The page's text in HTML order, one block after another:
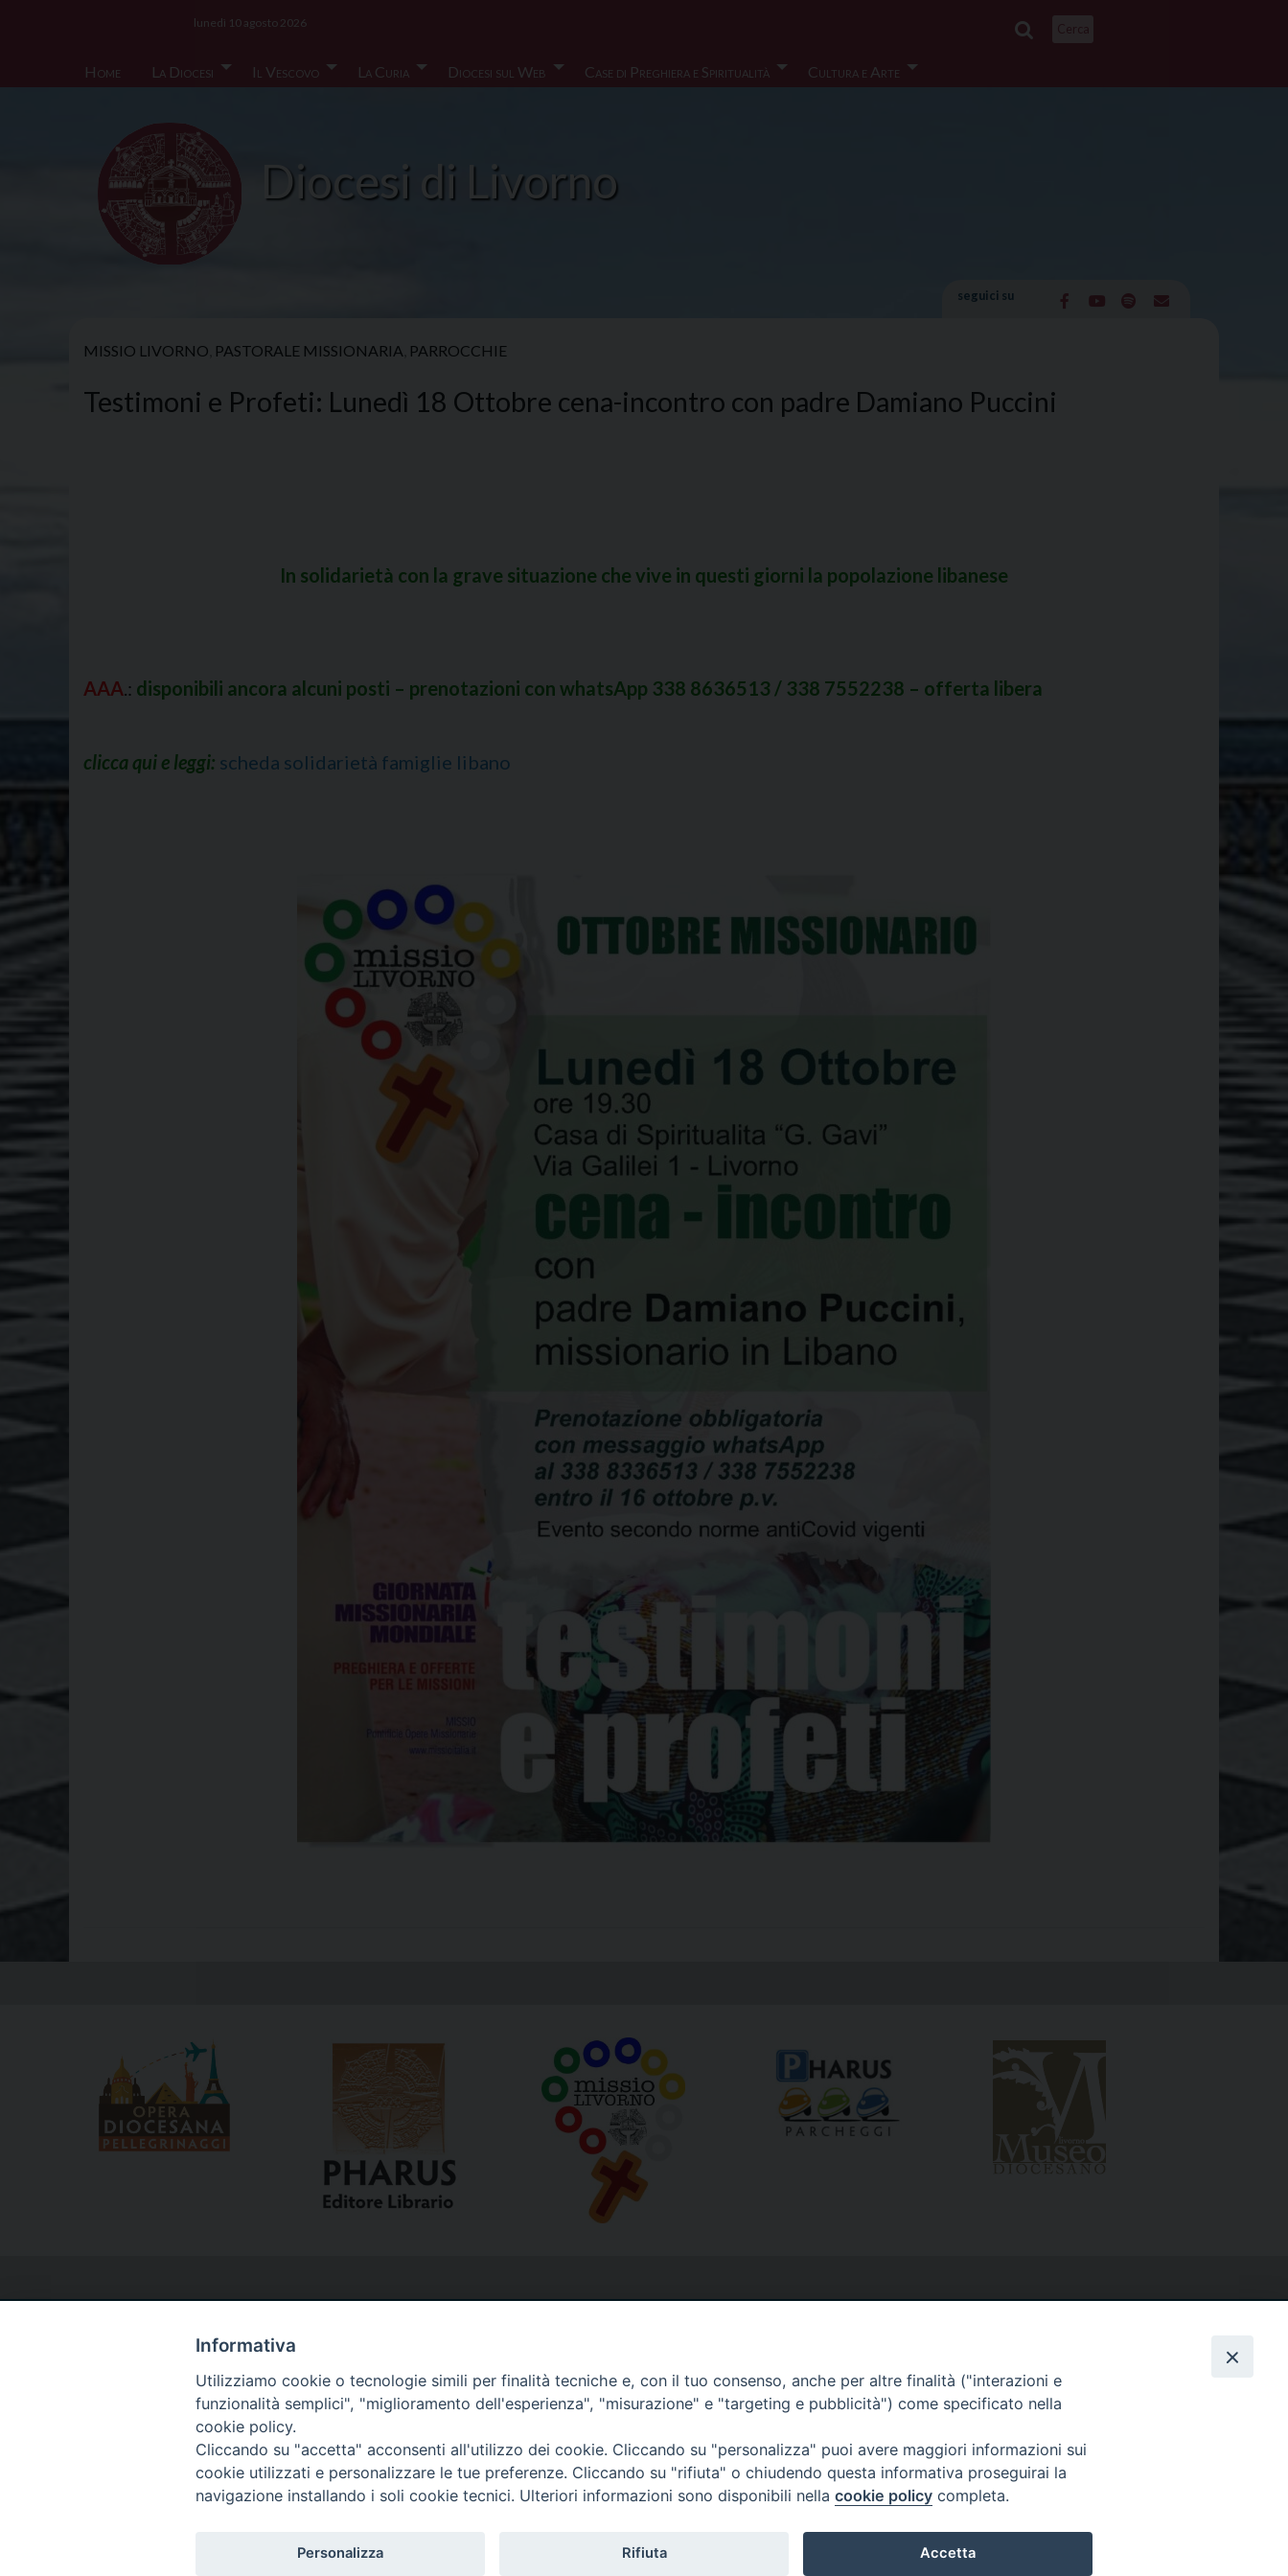
Home
La Diocesi Il Vescovo La Curia Diocesi sul Web Case di Preghiera e Spiritualità Cultura e Arte
lunedì 10 agosto 2026
Diocesi di Livorno
seguici su
MISSIO LIVORNO PASTORALE MISSIONARIA PARROCCHIE
Testimoni e Profeti: Lunedì 18 Ottobre cena-incontro con padre Damiano Puccini
In solidarietà con la grave situazione che vive in questi giorni la popolazione libanese
AAA.: disponibili ancora alcuni posti – prenotazioni con whatsApp 338 8636513 / 338 7552238 – offerta libera
clicca qui e leggi: scheda solidarietà famiglie libano
Via del Seminario, 61 - 57122 Livorno LI
Tel. 0586 276211
Informativa
Utilizziamo cookie o tecnologie simili per finalità tecniche e, con il tuo consenso, anche per altre finalità ("interazioni e
funzionalità semplici", "miglioramento dell'esperienza", "misurazione" e "targeting e pubblicità") come specificato nella
cookie policy.
Cliccando su "accetta" acconsenti all'utilizzo dei cookie. Cliccando su "personalizza" puoi avere maggiori informazioni sui
cookie utilizzati e personalizzare le tue preferenze. Cliccando su "rifiuta" o chiudendo questa informativa proseguirai la
navigazione installando i soli cookie tecnici. Ulteriori informazioni sono disponibili nella cookie policy completa.
Personalizza Rifiuta Accetta